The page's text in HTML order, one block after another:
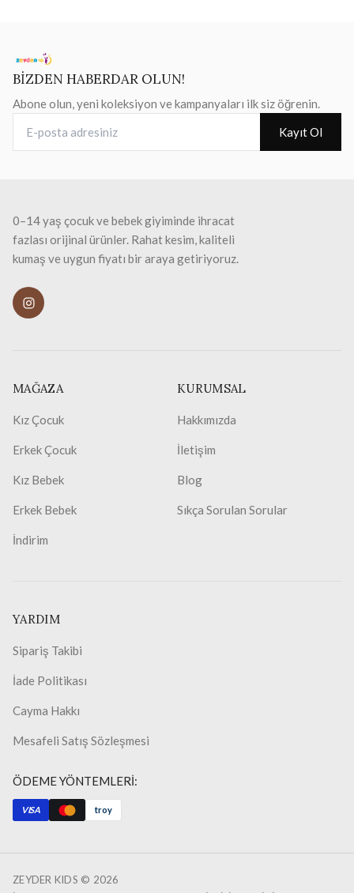
BİZDEN HABERDAR OLUN!
Abone olun, yeni koleksiyon ve kampanyaları ilk siz öğrenin.
Kayıt Ol
0–14 yaş çocuk ve bebek giyiminde ihracat
fazlası orijinal ürünler. Rahat kesim, kaliteli
kumaş ve uygun fiyatı bir araya getiriyoruz.
MAĞAZA
Kız Çocuk
Erkek Çocuk
Kız Bebek
Erkek Bebek
İndirim
KURUMSAL
Hakkımızda
İletişim
Blog
Sıkça Sorulan Sorular
YARDIM
Sipariş Takibi
İade Politikası
Cayma Hakkı
Mesafeli Satış Sözleşmesi
ÖDEME YÖNTEMLERİ:
VISA troy
ZEYDER KIDS © 2026